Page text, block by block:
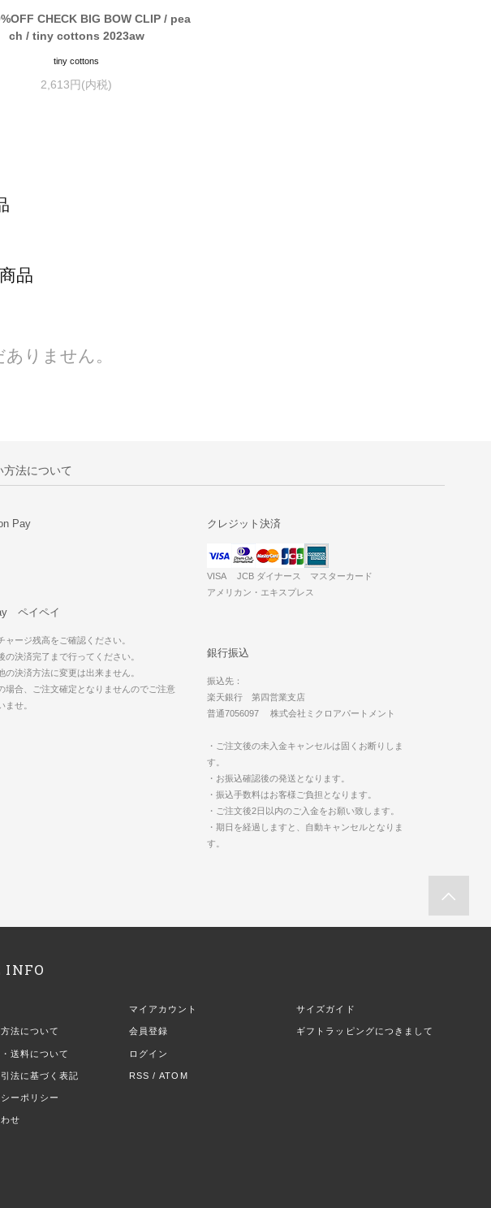
CHECK BIG BOW CLIP / pea
ch / tiny cottons 2023aw
tiny cottons
2,613円(内税)
品
りません。
方法について
Pay クレジット決済
VISA JCB ダイナース マスターカード
アメリカン・エキスプレス
ペイペイ
ャージ残高をご確認ください。
の決済完了まで行ってください。
の決済方法に変更は出来ません。
場合、ご注文確定となりませんのでご注意
ませ。
銀行振込
振込先：
楽天銀行 第四営業支店
普通7056097 株式会社ミクロアパートメント
・ご注文後の未入金キャンセルは固くお断りしま
す。
・お振込確認後の発送となります。
・振込手数料はお客様ご負担となります。
・ご注文後2日以内のご入金をお願い致します。
・期日を経過しますと、自動キャンセルとなりま
す。
INFO
法について
送料について
法に基づく表記
ーポリシー
せ
マイアカウント
会員登録
ログイン
RSS /ATOM
サイズガイド
ギフトラッピングにつきまして